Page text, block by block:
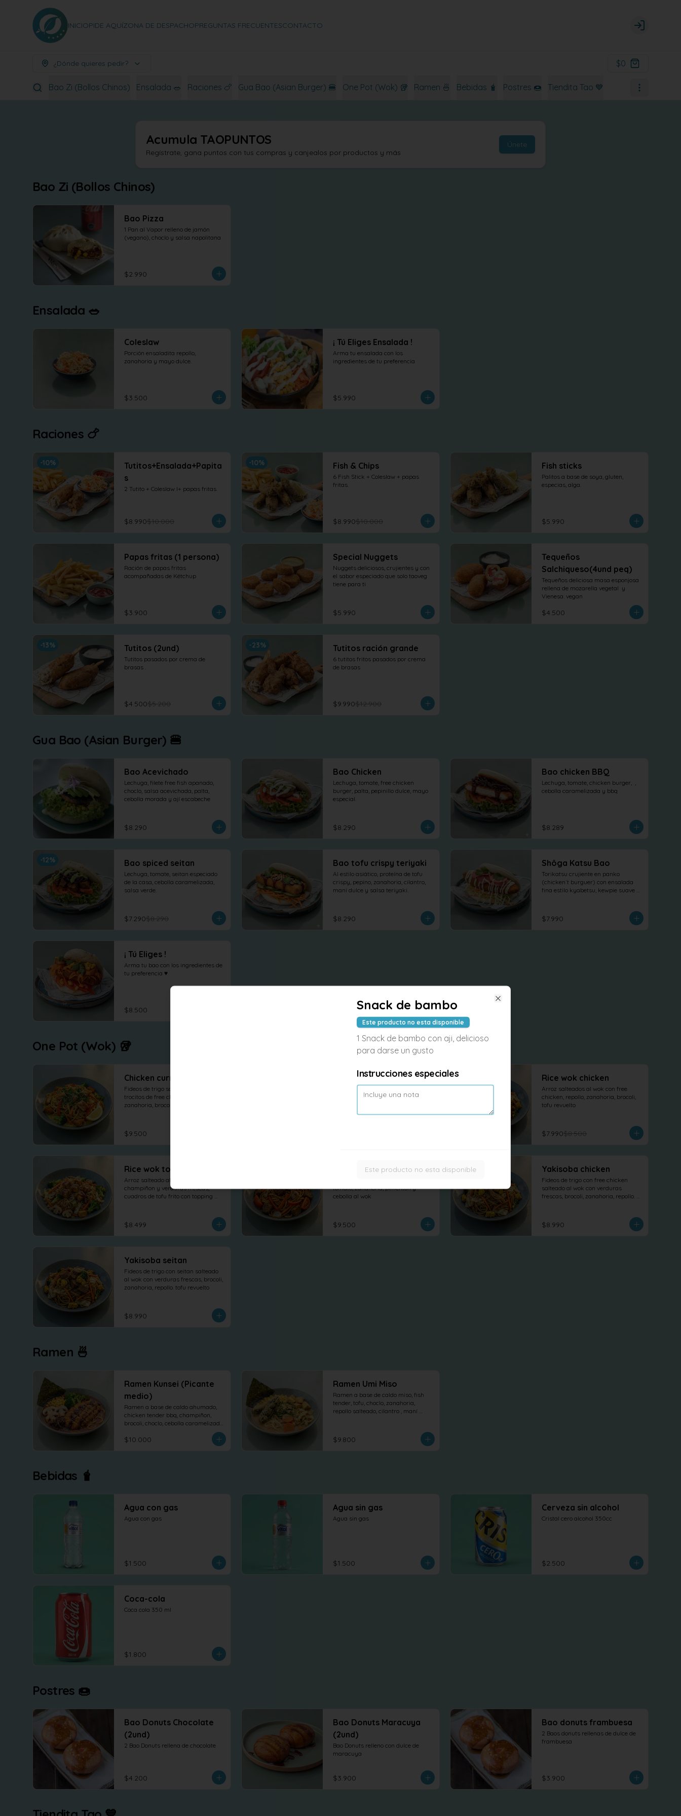
INICIOPIDE AQUÍZONA DE DESPACHOPREGUNTAS FRECUENTESCONTACTO Login
¿Dónde quieres pedir? $0
Bao Zi (Bollos Chinos) Ensalada 🥗 Raciones 🍗 Gua Bao (Asian Burger) 🍔 One Pot (Wok) 🥡 Ramen 🍜 Bebidas 🧋 Postres 🍩 Tiendita Tao 💙
Acumula TAOPUNTOS
Regístrate, gana puntos con tus compras y canjealos por productos y más
Únete
Bao Zi (Bollos Chinos)
Bao Pizza
1 Pan al Vapor relleno de jamón
(vegano), choclo y salsa napolitana
$2.990
Ensalada 🥗
Coleslaw
Porción ensaladita repollo,
zanahoria y mayo dulce.
$3.500
¡ Tú Eliges Ensalada !
Arma tu ensalada con los
ingredientes de tu preferencia
$5.990
Raciones 🍗
-10%
Tutitos+Ensalada+Papita
s
2 Tutito + Coleslaw l+ papas fritas.
$8.990$10.000
-10% Fish & Chips
6 Fish Stick + Coleslaw + papas
fritas.
$8.990$10.000
Fish sticks
Palitos a base de soya, gluten,
especias, alga.
$5.990
Papas fritas (1 persona)
Ración de papas fritas
acompañadas de Kétchup
$3.900
Special Nuggets
Nuggets deliciosos, crujientes y con
el sabor especiado que solo taoveg
tiene para ti
$5.990
Tequeños
Salchiqueso(4und peq)
Tequeños deliciosa masa esponjosa
rellena de mozarella vegetal  y
Vienesa. vegan
$4.500
-13% Tutitos (2und)
Tutitos pasados por crema de
brasas .
$4.500$5.200
-23% Tutitos ración grande
6 tutitos fritos pasados por crema
de brasas
$9.990$12.900
Gua Bao (Asian Burger) 🍔
Bao Acevichado
Lechuga, filete free fish apanado,
choclo, salsa acevichada, palta,
cebolla morada y ají escabeche
$8.290
Bao Chicken
Lechuga, tomate, free chicken
burger, palta, pepinillo dulce, mayo
especial.
$8.290
Bao chicken BBQ
Lechuga, tomate, chicken burger,  ,
cebolla caramelizada y bbq
$8.289
-12% Bao spiced seitan
Lechuga, tomate, seitan especiado
de la casa, cebolla caramelizada,
salsa verde.
$7.290$8.290
Bao tofu crispy teriyaki
Al estilo asiático, proteína de tofu
crispy, pepino, zanahoria, cilantro,
maní dulce y salsa teriyaki.
$8.290
Shôga Katsu Bao
Torikatsu crujiente en panko
(chicken´t burguer) con ensalada
fina estilo kyabetsu, kewpie suave y
terminado con cilantro fresco.
$7.990
¡ Tú Eliges !
Arma tu bao con los ingredientes de
tu preferencia ♥
$8.500
One Pot (Wok) 🥡
Chicken curry
Fideos de trigo salteados con
trocitos de free chicken, pimenton,
zanahoria, brocoli y cebolla al wok
$9.500
Rice wok Seitan
Arroz salteados al wok con seitan
repollo, zanahoria, brocoli , tofu
- Rice wok chicken
Arroz salteados al wok con free
chicken, repollo, zanahoria, brocoli,
tofu revuelto
$7.990$8.500
Rice wok tofu teriyaki
Arroz salteado al wok con
champiñon y verduras frescas,
cuadros de tofu frito con topping
$8.499
Tallarin saltado
tomate, zanahoria, pimentón y
cebolla al wok
$9.500
Yakisoba chicken
Fideos de trigo con free chicken
salteado al wok con verduras
frescas, brocoli, zanahoria, repollo.
$8.990
Yakisoba seitan
Fideos de trigo con seitan salteado
al wok con verduras frescas, brocoli,
zanahoria, repollo. tofu revuelto
$8.990
Ramen 🍜
Ramen Kunsei (Picante
medio)
Ramen a base de caldo ahumado,
chicken tender bbq, champiñon,
brocoli, choclo, cebolla caramelizada
$10.000
Ramen Umi Miso
Ramen a base de caldo miso, fish
tender, tofu, choclo, zanahoria,
repollo salteado, cilantro , maní
$9.800
Bebidas 🧋
Agua con gas
Agua con gas
$1.500
Agua sin gas
Agua sin gas
$1.500
Cerveza sin alcohol
Cristal cero alcohol 350cc
$2.500
Coca-cola
Coca cola 350 ml
$1.800
Postres 🍩
Bao Donuts Chocolate
(2und)
2 Bao Donuts rellena de chocolate
$4.200
Bao Donuts Maracuya
(2und)
Bao Donuts relleno con dulce de
maracuya
$3.900
Bao donuts frambuesa
2 Baos donuts rellenas de dulce de
frambuesa
$3.900
Snack de bambo
Este producto no esta disponible
1 Snack de bambo con aji, delicioso
para darse un gusto
Instrucciones especiales
Este producto no esta disponible